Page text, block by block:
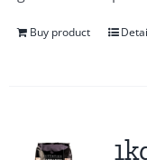
Buy product